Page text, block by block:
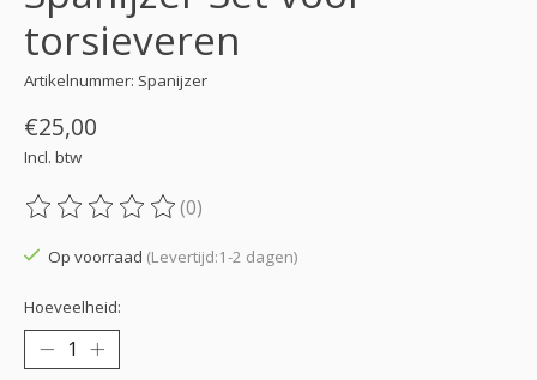
torsieveren
Artikelnummer: Spanijzer
€25,00
Incl. btw
De beoordeling van dit product is
(0)
Op voorraad (Levertijd:1-2 dagen)
Hoeveelheid: